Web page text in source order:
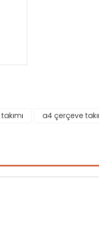
a4 çerçeve